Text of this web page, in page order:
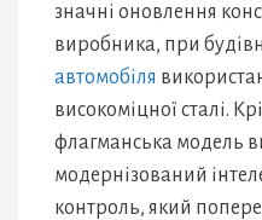
значні оновлення
виробника, при
автомобіля
високоміцної сталі.
флагманська модель
модернізований
контроль, який